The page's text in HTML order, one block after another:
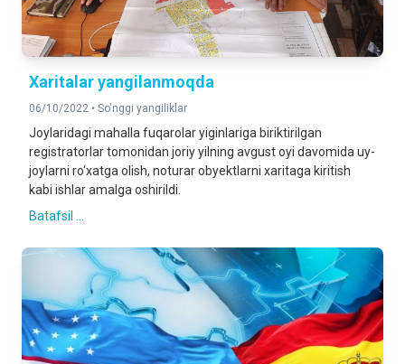
Xaritalar yangilanmoqda
06/10/2022 • So'nggi yangiliklar
Joylaridagi mahalla fuqarolar yiginlariga biriktirilgan
registratorlar tomonidan joriy yilning avgust oyi davomida uy-
joylarni ro‘xatga olish, noturar obyektlarni xaritaga kiritish
kabi ishlar amalga oshirildi.
Batafsil ...